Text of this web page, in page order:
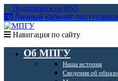
Подпишись на RSS
Личный кабинет
Навигация по сайту
Об МПГУ
Наша история
Сведения об